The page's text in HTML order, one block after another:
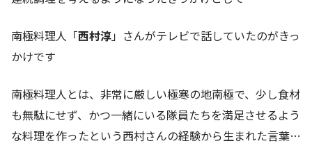
南極料理人「西村淳」さんがテレビで話していたのがきっ
かけです
南極料理人とは、非常に厳しい極寒の地南極で、少し食材
も無駄にせず、かつ一緒にいる隊員たちを満足させるよう
な料理を作ったという西村さんの経験から生まれた言葉…